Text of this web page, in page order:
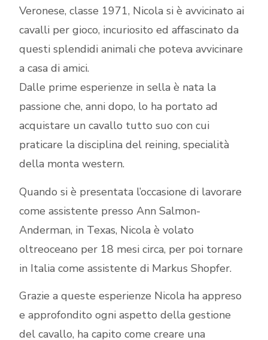
Veronese, classe 1971, Nicola si è avvicinato ai
cavalli per gioco, incuriosito ed affascinato da
questi splendidi animali che poteva avvicinare
a casa di amici.
Dalle prime esperienze in sella è nata la
passione che, anni dopo, lo ha portato ad
acquistare un cavallo tutto suo con cui
praticare la disciplina del reining, specialità
della monta western.
Quando si è presentata l’occasione di lavorare
come assistente presso Ann Salmon-
Anderman, in Texas, Nicola è volato
oltreoceano per 18 mesi circa, per poi tornare
in Italia come assistente di Markus Shopfer.
Grazie a queste esperienze Nicola ha appreso
e approfondito ogni aspetto della gestione
del cavallo, ha capito come creare una